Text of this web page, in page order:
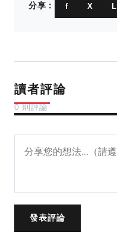
分享： f X L
讀者評論
0 則評論
發表評論